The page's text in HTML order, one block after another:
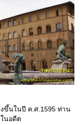
งขึ้นในปี ค.ศ.1595 ท่าน
นอดีต